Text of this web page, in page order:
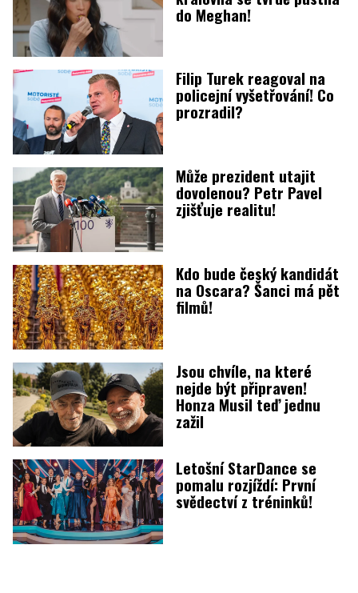
do Meghan!
Filip Turek reagoval na
policejní vyšetřování! Co
prozradil?
Může prezident utajit
dovolenou? Petr Pavel
zjišťuje realitu!
Kdo bude český kandidát
na Oscara? Šanci má pět
filmů!
Jsou chvíle, na které
nejde být připraven!
Honza Musil teď jednu
zažil
Letošní StarDance se
pomalu rozjíždí: První
svědectví z tréninků!